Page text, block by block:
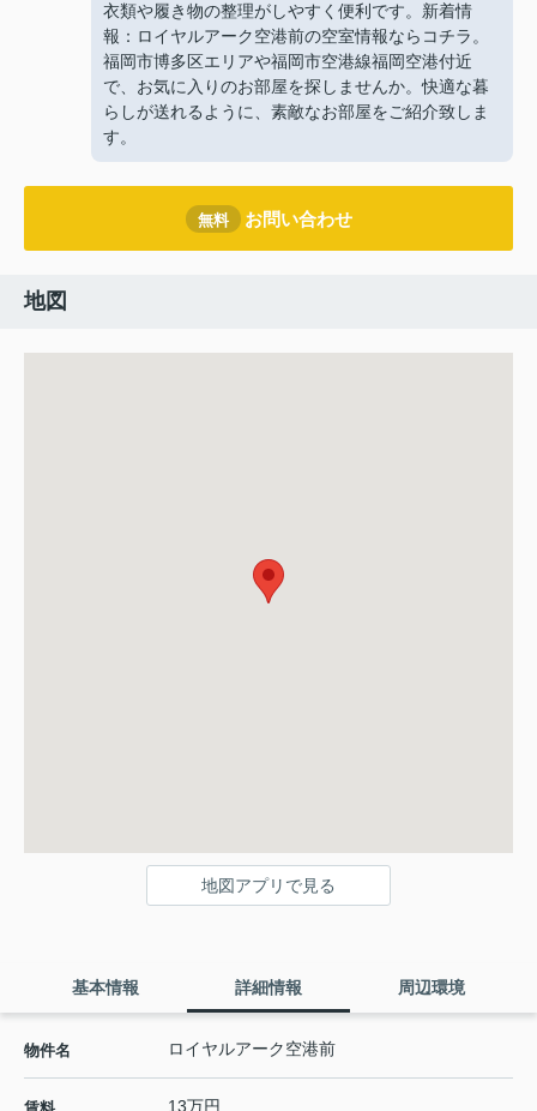
衣類や履き物の整理がしやすく便利です。新着情
報：ロイヤルアーク空港前の空室情報ならコチラ。
福岡市博多区エリアや福岡市空港線福岡空港付近
で、お気に入りのお部屋を探しませんか。快適な暮
らしが送れるように、素敵なお部屋をご紹介致しま
す。
無料 お問い合わせ
地図
地図アプリで見る
基本情報 詳細情報 周辺環境
物件名 ロイヤルアーク空港前
13万円